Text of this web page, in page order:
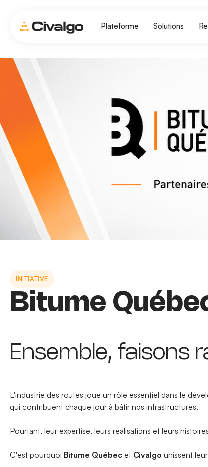
Plateforme Solutions
INITIATIVE
Bitume
Ensemble, faisons
L'industrie des routes joue un rôle essentiel dans le
qui contribuent chaque jour à bâtir nos infrastructures.
Pourtant, leur expertise, leurs réalisations et leurs
C'est pourquoi Bitume Québec et Civalgo unissent